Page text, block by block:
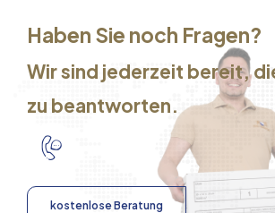
Haben Sie noch Fragen?
Wir sind jederzeit bereit,
zu beantworten.
kostenlose Beratung